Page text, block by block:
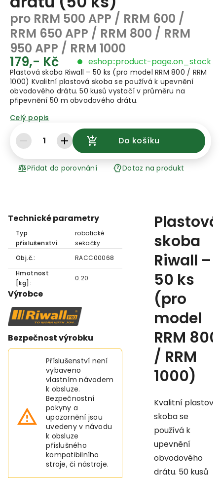
pro RRM 500 APP / RRM 600 /
RRM 650 APP / RRM 800 / RRM
950 APP / RRM 1000
179,- Kč eshop::product-page.on_stock
Plastová skoba Riwall – 50 ks (pro model RRM 800 / RRM
1000) Kvalitní plastová skoba se používá k upevnění
obvodového drátu. 50 kusů vystačí v průměru na
připevnění 50 m obvodového drátu.
Celý popis
1 Do košíku
Přidat do porovnání Dotaz na produkt
Technické parametry
Typ
příslušenství:
robotické
sekačky
Obj.č.:
RACC00068
Hmotnost
[kg]:
0.20
Výrobce
Bezpečnost výrobku
Příslušenství není
vybaveno
vlastním návodem
k obsluze.
Bezpečnostní
pokyny a
upozornění jsou
uvedeny v návodu
k obsluze
příslušného
kompatibilního
stroje, či nástroje.
Plastová
skoba
Riwall –
50 ks
(pro
model
RRM 800
/ RRM
1000)
Kvalitní plastová
skoba se
používá k
upevnění
obvodového
drátu. 50 kusů